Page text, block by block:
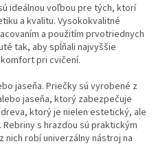
ideálnou voľbou pre tých, ktorí
a kvalitu. Vysokokvalitné
a použitím prvotriednych
tak, aby spĺňali najvyššie
pri cvičení.
jaseňa. Priečky sú vyrobené z
jaseňa, ktorý zabezpečuje
ktorý je nielen estetický, ale
s hrazdou sú praktickým
robí univerzálny nástroj na